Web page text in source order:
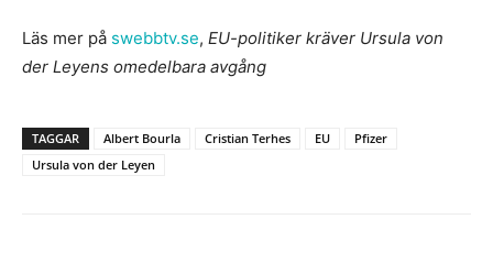
Läs mer på swebbtv.se, EU-politiker kräver Ursula von
der Leyens omedelbara avgång
TAGGAR Albert Bourla Cristian Terhes EU
Pfizer
Ursula von der Leyen